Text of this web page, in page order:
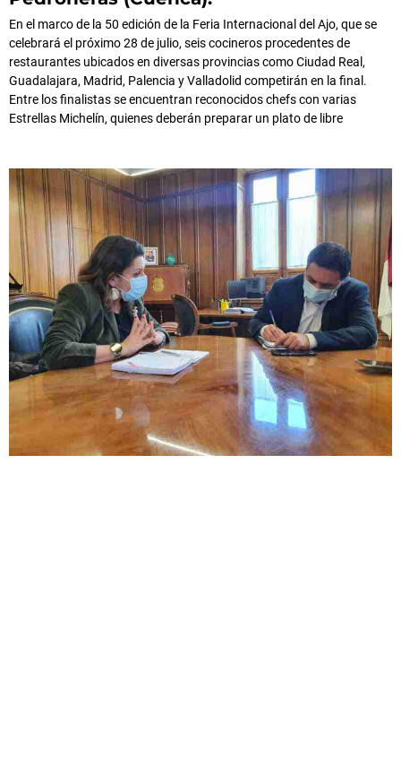
En el marco de la 50 edición de la Feria Internacional del Ajo, que se
celebrará el próximo 28 de julio, seis cocineros procedentes de
restaurantes ubicados en diversas provincias como Ciudad Real,
Guadalajara, Madrid, Palencia y Valladolid competirán en la final.
Entre los finalistas se encuentran reconocidos chefs con varias
Estrellas Michelín, quienes deberán preparar un plato de libre